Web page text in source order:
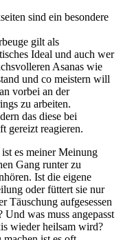
sind ein besondere
gilt als
Ideal und auch wer
Asanas wie
und co meistern will
vorbei an der
zu arbeiten.
das diese bei
gereizt reagieren.
es meiner Meinung
Gang runter zu
Ist die eigene
oder füttert sie nur
Täuschung aufgesessen
Und was muss angepasst
wieder heilsam wird?